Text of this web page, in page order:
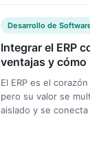
Desarrollo de
Integrar el ERP
ventajas y cómo
El ERP es el
pero su valor se
aislado y se